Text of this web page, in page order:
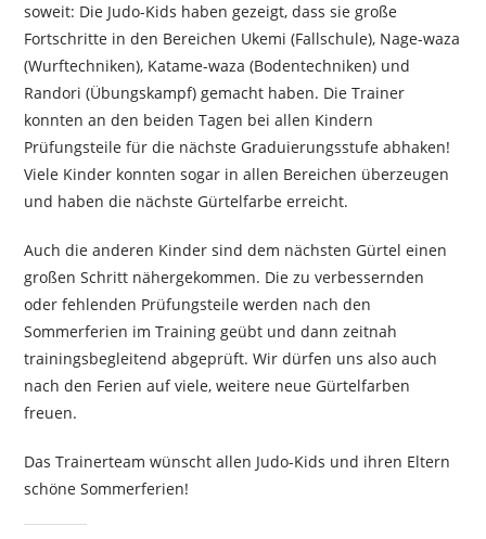
soweit: Die Judo-Kids haben gezeigt, dass sie große
Fortschritte in den Bereichen Ukemi (Fallschule), Nage-waza
(Wurftechniken), Katame-waza (Bodentechniken) und
Randori (Übungskampf) gemacht haben. Die Trainer
konnten an den beiden Tagen bei allen Kindern
Prüfungsteile für die nächste Graduierungsstufe abhaken!
Viele Kinder konnten sogar in allen Bereichen überzeugen
und haben die nächste Gürtelfarbe erreicht.
Auch die anderen Kinder sind dem nächsten Gürtel einen
großen Schritt nähergekommen. Die zu verbessernden
oder fehlenden Prüfungsteile werden nach den
Sommerferien im Training geübt und dann zeitnah
trainingsbegleitend abgeprüft. Wir dürfen uns also auch
nach den Ferien auf viele, weitere neue Gürtelfarben
freuen.
Das Trainerteam wünscht allen Judo-Kids und ihren Eltern
schöne Sommerferien!